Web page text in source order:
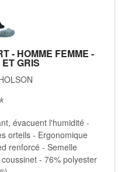
- HOMME FEMME -
GRIS
évacuent l'humidité -
orteils - Ergonomique
renforcé - Semelle
- 76% polyester